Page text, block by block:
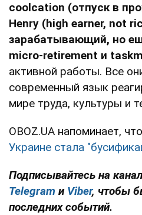
coolcation (отпуск в
Henry (high earner, not
зарабатывающий, но
micro-retirement и
активной работы. Все
современный язык
мире труда, культуры и
OBOZ.UA напоминает,
Украине стала
Подписывайтесь на
Telegram и Viber, чтобы
последних событий.